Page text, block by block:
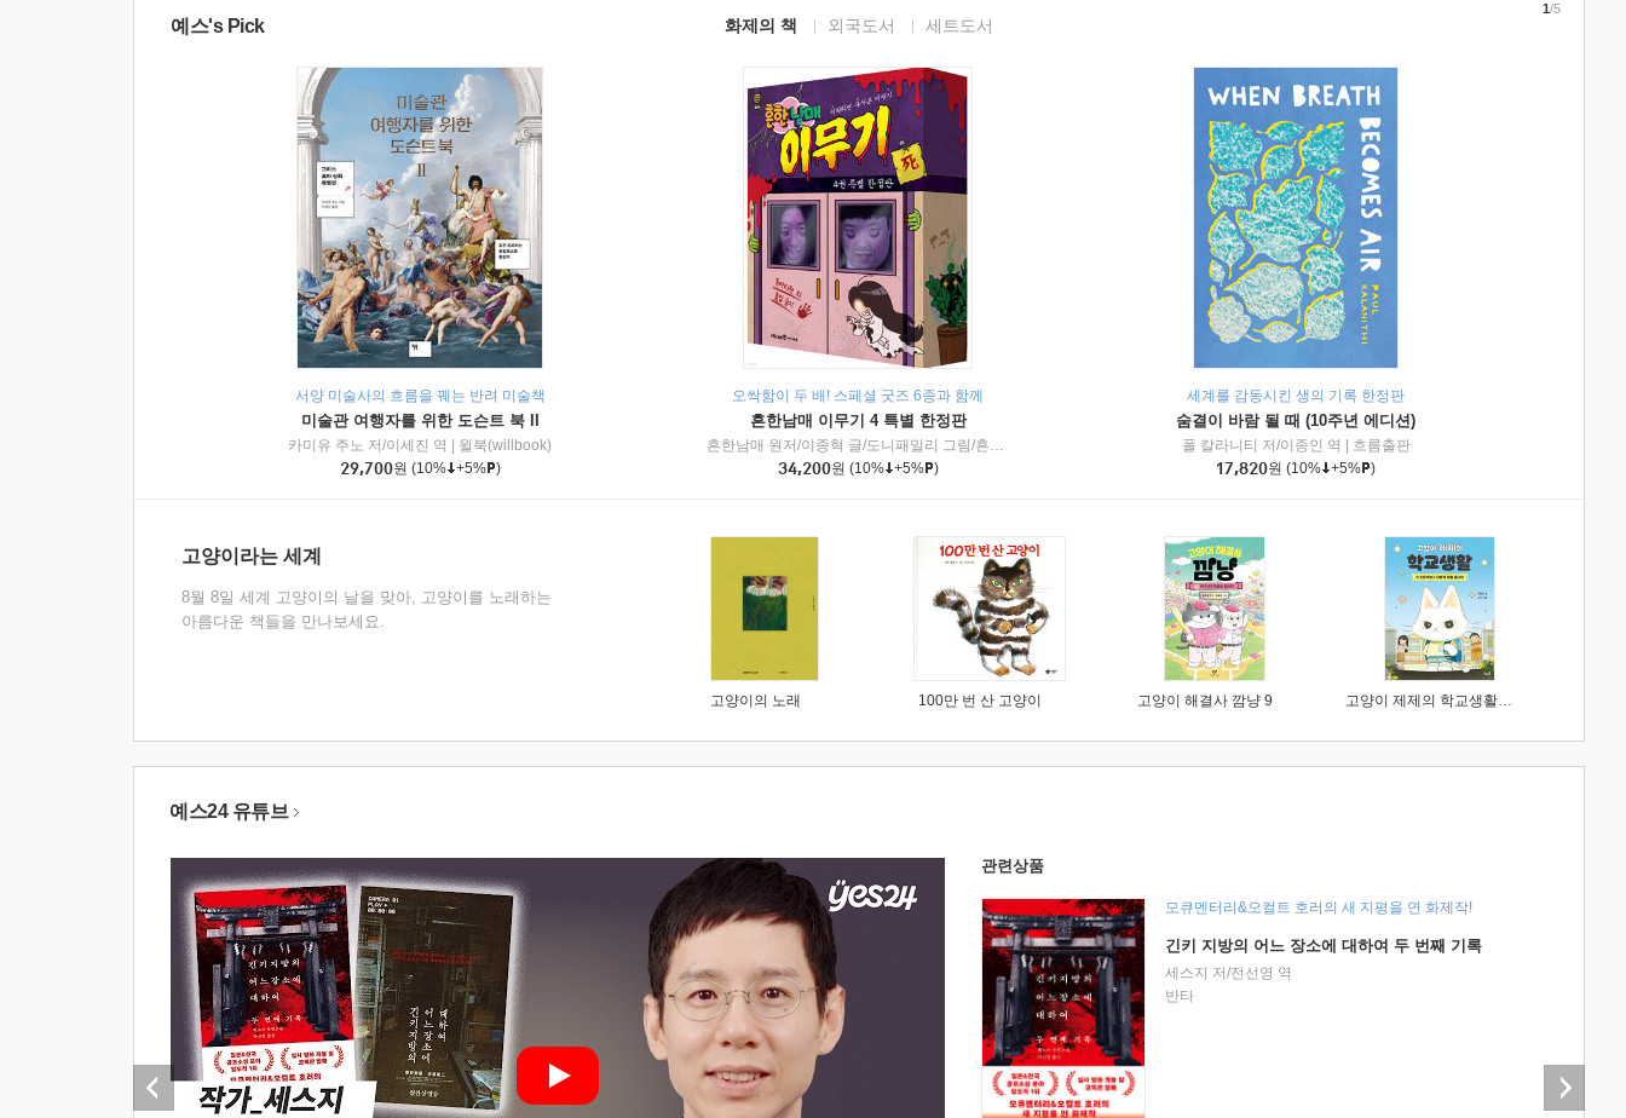
예스's Pick 화제의 책 외국도서 세트도서
서양 미술사의 흐름을 꿰는 반려 미술책
미술관 여행자를 위한 도슨트 북 II
카미유 주노 저/이세진 역
윌북(willbook)
29,700원 (10% +5% )
오싹함이 두 배! 스페셜 굿즈 6종과 함께
흔한남매 이무기 4 특별 한정판
흔한남매 원저/이종혁 글/도니패밀리 그림/흔한컴퍼니 감수
미래엔아이세움
34,200원 (10% +5% )
세계를 감동시킨 생의 기록 한정판
숨결이 바람 될 때 (10주년 에디션)
폴 칼라니티 저/이종인 역
흐름출판
17,820원 (10% +5% )
1/5
고양이라는 세계
8월 8일 세계 고양이의 날을 맞아, 고양이를 노래하는
아름다운 책들을 만나보세요.
고양이의 노래 100만 번 산 고양이 고양이 해결사 깜냥 9 고양이 제제의 학교생활 1 : 초등학생이 이렇게 힘들 줄이야
예스24 유튜브
관련상품
모큐멘터리&오컬트 호러의 새 지평을 연 화제작!
긴키 지방의 어느 장소에 대하여 두 번째 기록
세스지 저/전선영 역
반타